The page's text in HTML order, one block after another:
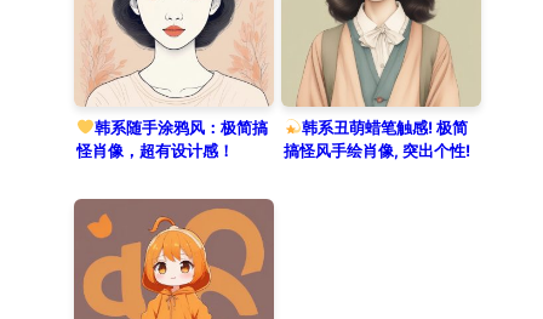
韩系随手涂鸦风：极简搞
怪肖像，超有设计感！
韩系丑萌蜡笔触感! 极简
搞怪风手绘肖像, 突出个性!